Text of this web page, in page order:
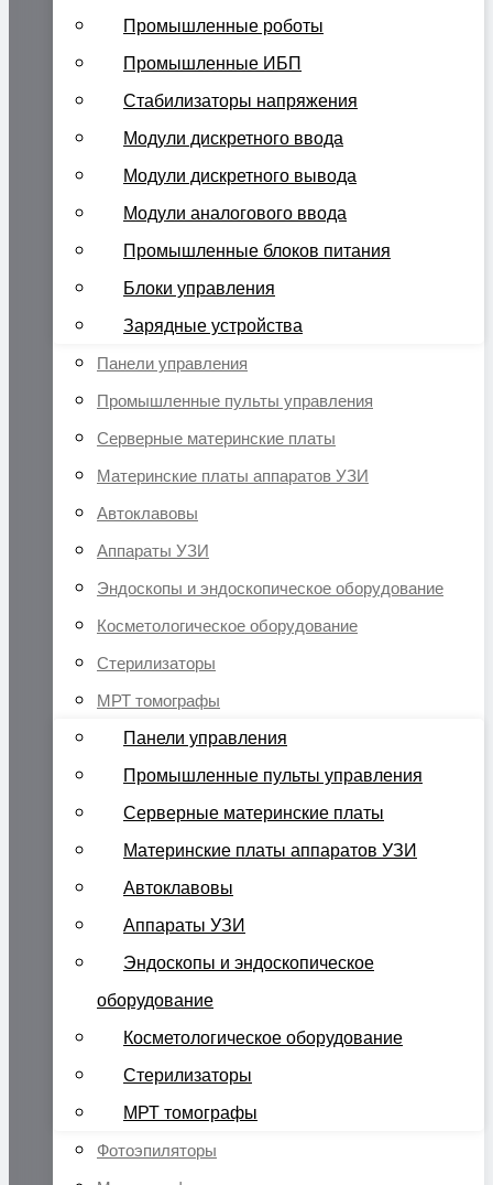
Промышленные роботы
Промышленные ИБП
Стабилизаторы напряжения
Модули дискретного ввода
Модули дискретного вывода
Модули аналогового ввода
Промышленные блоков питания
Блоки управления
Зарядные устройства
Панели управления
Промышленные пульты управления
Серверные материнские платы
Материнские платы аппаратов УЗИ
Автоклавовы
Аппараты УЗИ
Эндоскопы и эндоскопическое оборудование
Косметологическое оборудование
Стерилизаторы
МРТ томографы
Панели управления
Промышленные пульты управления
Серверные материнские платы
Материнские платы аппаратов УЗИ
Автоклавовы
Аппараты УЗИ
Эндоскопы и эндоскопическое
оборудование
Косметологическое оборудование
Стерилизаторы
МРТ томографы
Фотоэпиляторы